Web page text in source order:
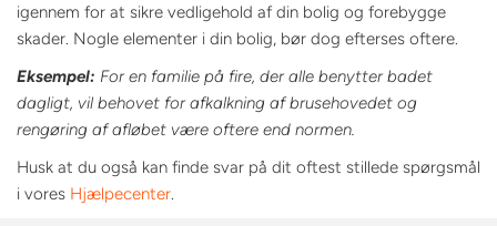
igennem for at sikre vedligehold af din bolig og forebygge
skader. Nogle elementer i din bolig, bør dog efterses oftere.
Eksempel: For en familie på fire, der alle benytter badet
dagligt, vil behovet for afkalkning af brusehovedet og
rengøring af afløbet være oftere end normen.
Husk at du også kan finde svar på dit oftest stillede spørgsmål
i vores Hjælpecenter